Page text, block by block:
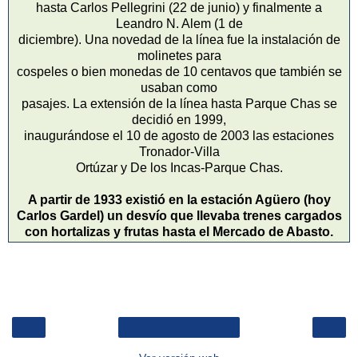
hasta Carlos Pellegrini (22 de junio) y finalmente a
Leandro N. Alem (1 de
diciembre). Una novedad de la línea fue la instalación de
molinetes para
cospeles o bien monedas de 10 centavos que también se
usaban como
pasajes. La extensión de la línea hasta Parque Chas se
decidió en 1999,
inaugurándose el 10 de agosto de 2003 las estaciones
Tronador-Villa
Ortúzar y De los Incas-Parque Chas.
A partir de 1933 existió en la estación Agüero (hoy
Carlos Gardel) un desvío que llevaba trenes cargados
con hortalizas y frutas hasta el Mercado de Abasto.